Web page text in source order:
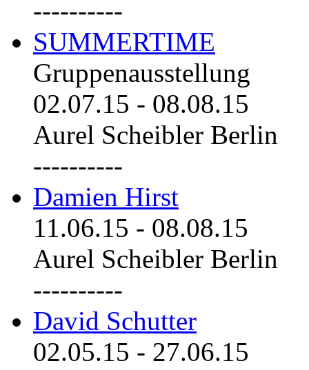
----------
SUMMERTIME
Gruppenausstellung
02.07.15 - 08.08.15
Aurel Scheibler Berlin
----------
Damien Hirst
11.06.15 - 08.08.15
Aurel Scheibler Berlin
----------
David Schutter
02.05.15 - 27.06.15